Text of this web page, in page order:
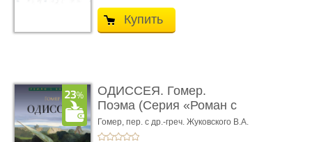
Купить
ОДИССЕЯ. Гомер.
Поэма (Серия «Роман с
книгой»)
Гомер, пер. с др.-греч. Жуковского В.А.